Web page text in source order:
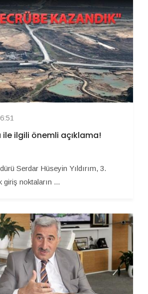
ile ilgili önemli açıklama!
Serdar Hüseyin Yıldırım, 3.
giriş noktaların ...